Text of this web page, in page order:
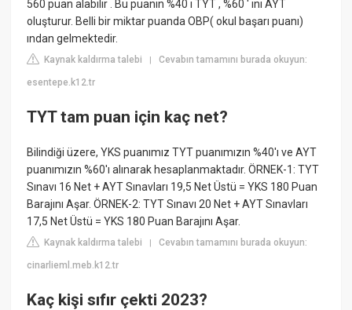
560 puan alabilir . Bu puanın %40 ı TYT , %60 ' ını AYT
oluşturur. Belli bir miktar puanda OBP( okul başarı puanı)
ından gelmektedir.
Kaynak kaldırma talebi |Cevabın tamamını burada okuyun:
esentepe.k12.tr
TYT tam puan için kaç net?
Bilindiği üzere, YKS puanımız TYT puanımızın %40'ı ve AYT
puanımızın %60'ı alınarak hesaplanmaktadır. ÖRNEK-1: TYT
Sınavı 16 Net + AYT Sınavları 19,5 Net Üstü = YKS 180 Puan
Barajını Aşar. ÖRNEK-2: TYT Sınavı 20 Net + AYT Sınavları
17,5 Net Üstü = YKS 180 Puan Barajını Aşar.
Kaynak kaldırma talebi |Cevabın tamamını burada okuyun:
cinarlieml.meb.k12.tr
Kaç kişi sıfır çekti 2023?